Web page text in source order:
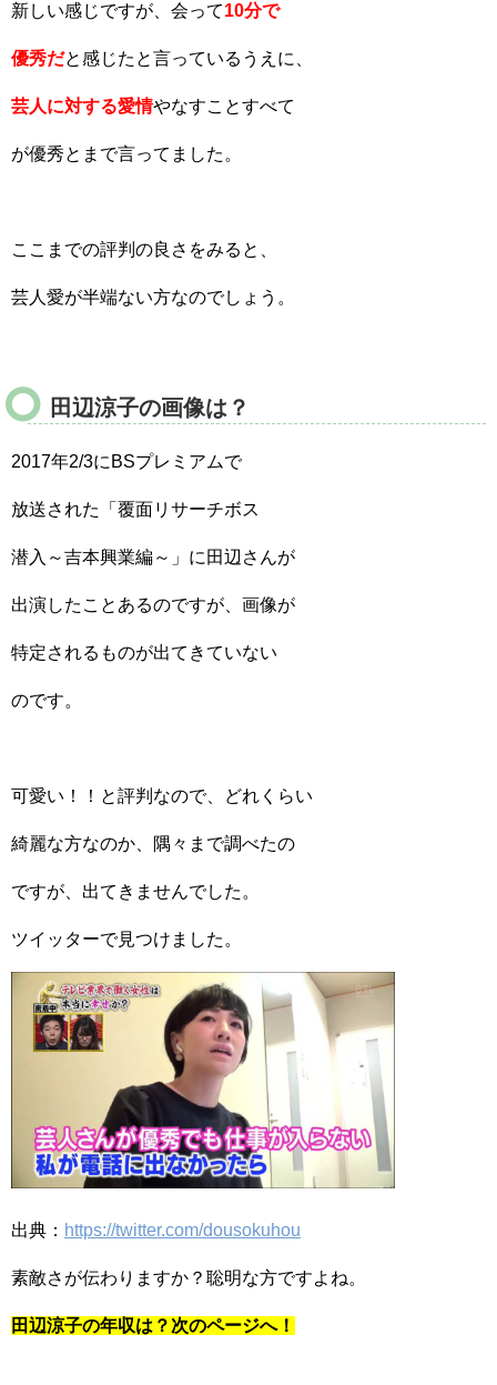
新しい感じですが、会って10分で
優秀だと感じたと言っているうえに、
芸人に対する愛情やなすことすべて
が優秀とまで言ってました。
ここまでの評判の良さをみると、
芸人愛が半端ない方なのでしょう。
田辺涼子の画像は？
2017年2/3にBSプレミアムで
放送された「覆面リサーチボス
潜入～吉本興業編～」に田辺さんが
出演したことあるのですが、画像が
特定されるものが出てきていない
のです。
可愛い！！と評判なので、どれくらい
綺麗な方なのか、隅々まで調べたの
ですが、出てきませんでした。
ツイッターで見つけました。
出典： https://twitter.com/dousokuhou
素敵さが伝わりますか？聡明な方ですよね。
田辺涼子の年収は？次のページへ！